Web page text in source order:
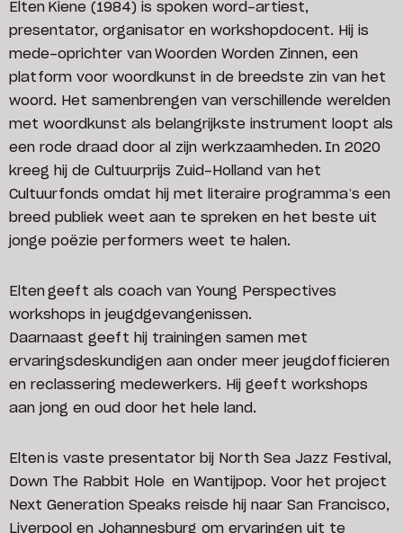
Elten Kiene (1984) is spoken word-artiest,
presentator, organisator en workshopdocent. Hij is
mede-oprichter van Woorden Worden Zinnen, een
platform voor woordkunst in de breedste zin van het
woord. Het samenbrengen van verschillende werelden
met woordkunst als belangrijkste instrument loopt als
een rode draad door al zijn werkzaamheden. In 2020
kreeg hij de Cultuurprijs Zuid-Holland van het
Cultuurfonds omdat hij met literaire programma’s een
breed publiek weet aan te spreken en het beste uit
jonge poëzie performers weet te halen.
Elten geeft als coach van Young Perspectives
workshops in jeugdgevangenissen.
Daarnaast geeft hij trainingen samen met
ervaringsdeskundigen aan onder meer jeugdofficieren
en reclassering medewerkers. Hij geeft workshops
aan jong en oud door het hele land.
Elten is vaste presentator bij North Sea Jazz Festival,
Down The Rabbit Hole en Wantijpop. Voor het project
Next Generation Speaks reisde hij naar San Francisco,
Liverpool en Johannesburg om ervaringen uit te